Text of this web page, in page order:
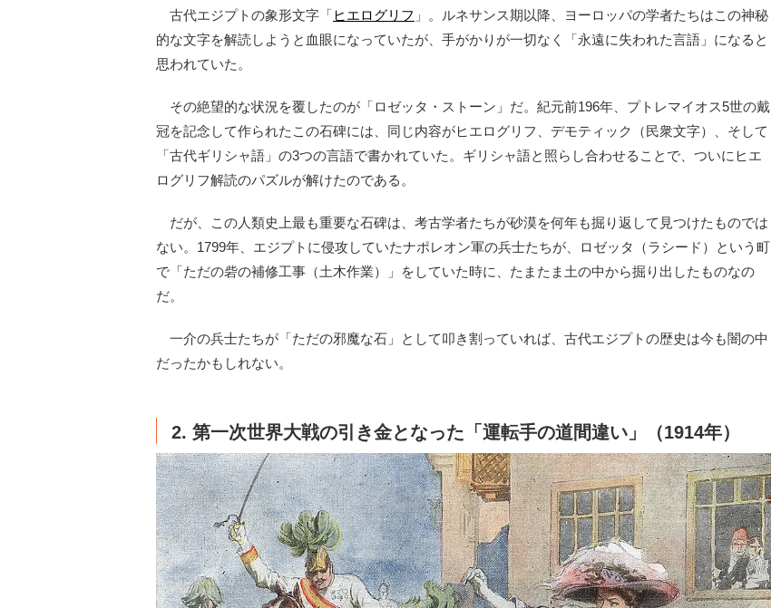
古代エジプトの象形文字「 ヒエログリフ 」。ルネサンス期以降、ヨーロッパの学者たちはこの神秘
的な文字を解読しようと血眼になっていたが、手がかりが一切なく「永遠に失われた言語」になると
思われていた。
その絶望的な状況を覆したのが「ロゼッタ・ストーン」だ。紀元前196年、プトレマイオス5世の戴
冠を記念して作られたこの石碑には、同じ内容がヒエログリフ、デモティック（民衆文字）、そして
「古代ギリシャ語」の3つの言語で書かれていた。ギリシャ語と照らし合わせることで、ついにヒエ
ログリフ解読のパズルが解けたのである。
だが、この人類史上最も重要な石碑は、考古学者たちが砂漠を何年も掘り返して見つけたものでは
ない。1799年、エジプトに侵攻していたナポレオン軍の兵士たちが、ロゼッタ（ラシード）という町
で「ただの砦の補修工事（土木作業）」をしていた時に、たまたま土の中から掘り出したものなの
だ。
一介の兵士たちが「ただの邪魔な石」として叩き割っていれば、古代エジプトの歴史は今も闇の中
だったかもしれない。
2. 第一次世界大戦の引き金となった「運転手の道間違い」（1914年）